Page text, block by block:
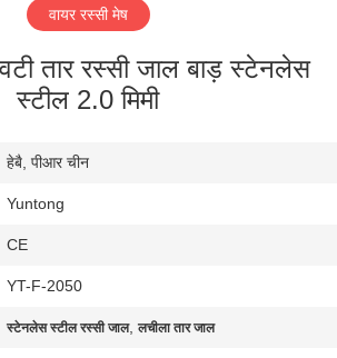
वायर रस्सी मेष
तार रस्सी जाल बाड़ स्टेनलेस
स्टील 2.0 मिमी
हेबै, पीआर चीन
Yuntong
CE
YT-F-2050
स्टेनलेस स्टील रस्सी जाल,लचीला तार जाल